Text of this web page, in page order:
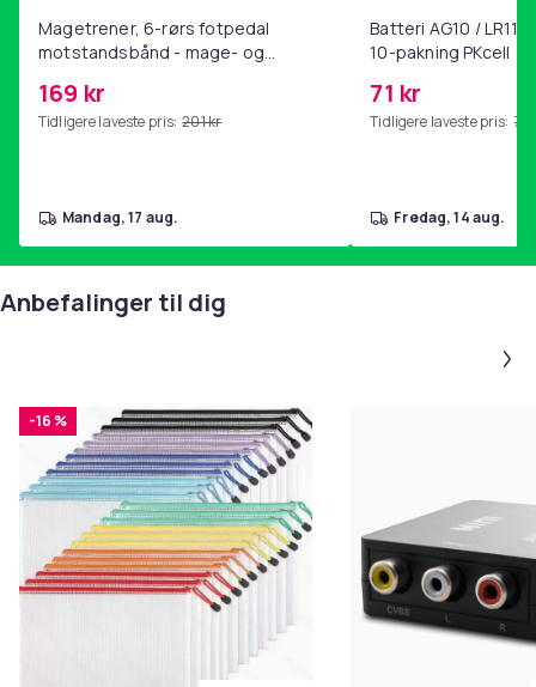
Magetrener, 6-rørs fotpedal
motstandsbånd - mage- og
hjemmegymnastikk Pink
169 kr
Tidligere laveste pris: 201 kr
mandag, 17 aug.
Batteri AG10 /
10-pakning PKcell
71 kr
Tidligere laveste pris: 76
fredag, 14 aug.
Anbefalinger til dig
-16 %